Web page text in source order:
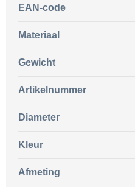
EAN-code
Materiaal
Gewicht
Artikelnummer
Diameter
Kleur
Afmeting